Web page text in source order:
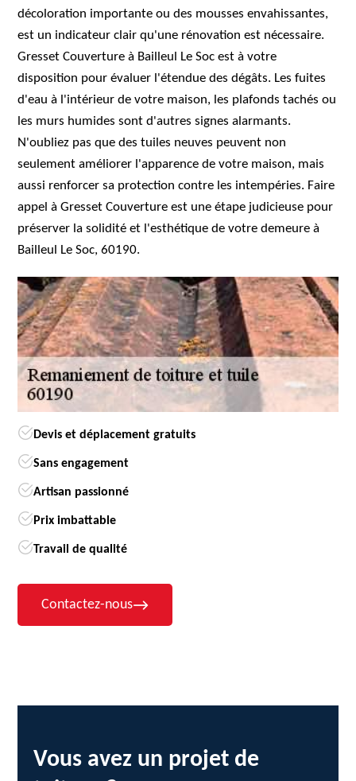
décoloration importante ou des mousses envahissantes,
est un indicateur clair qu'une rénovation est nécessaire.
Gresset Couverture à Bailleul Le Soc est à votre
disposition pour évaluer l'étendue des dégâts. Les fuites
d'eau à l'intérieur de votre maison, les plafonds tachés ou
les murs humides sont d'autres signes alarmants.
N'oubliez pas que des tuiles neuves peuvent non
seulement améliorer l'apparence de votre maison, mais
aussi renforcer sa protection contre les intempéries. Faire
appel à Gresset Couverture est une étape judicieuse pour
préserver la solidité et l'esthétique de votre demeure à
Bailleul Le Soc, 60190.
Devis et déplacement gratuits
Sans engagement
Artisan passionné
Prix imbattable
Travail de qualité
Contactez-nous
Vous avez un projet de